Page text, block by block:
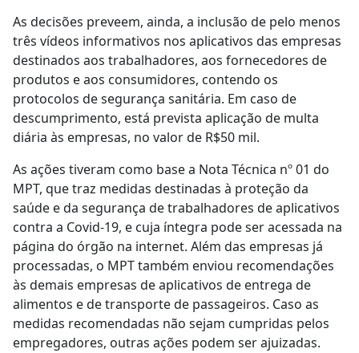
As decisões preveem, ainda, a inclusão de pelo menos
três vídeos informativos nos aplicativos das empresas
destinados aos trabalhadores, aos fornecedores de
produtos e aos consumidores, contendo os
protocolos de segurança sanitária. Em caso de
descumprimento, está prevista aplicação de multa
diária às empresas, no valor de R$50 mil.
As ações tiveram como base a Nota Técnica nº 01 do
MPT, que traz medidas destinadas à proteção da
saúde e da segurança de trabalhadores de aplicativos
contra a Covid-19, e cuja íntegra pode ser acessada na
página do órgão na internet. Além das empresas já
processadas, o MPT também enviou recomendações
às demais empresas de aplicativos de entrega de
alimentos e de transporte de passageiros. Caso as
medidas recomendadas não sejam cumpridas pelos
empregadores, outras ações podem ser ajuizadas.